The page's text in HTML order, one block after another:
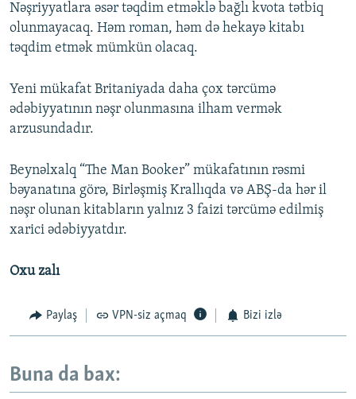
Nəşriyyatlara əsər təqdim etməklə bağlı kvota tətbiq
olunmayacaq. Həm roman, həm də hekayə kitabı
təqdim etmək mümkün olacaq.
Yeni mükafat Britaniyada daha çox tərcümə
ədəbiyyatının nəşr olunmasına ilham vermək
arzusundadır.
Beynəlxalq “The Man Booker” mükafatının rəsmi
bəyanatına görə, Birləşmiş Krallıqda və ABŞ-da hər il
nəşr olunan kitabların yalnız 3 faizi tərcümə edilmiş
xarici ədəbiyyatdır.
Oxu zalı
Paylaş VPN-siz açmaq Bizi izlə
Buna da bax: